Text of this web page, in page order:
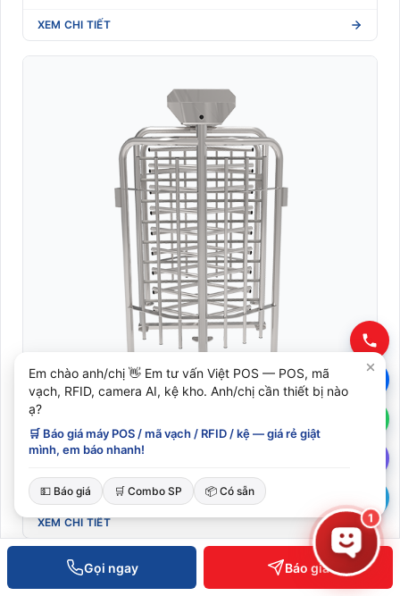
Gọi ngay Báo giá
XEM CHI TIẾT
Cổng Xoay - FHT2300D
Liên hệ báo giá
XEM CHI TIẾT 1
Em chào anh/chị 👋 Em tư vấn Việt POS — POS, mã
vạch, RFID, camera AI, kệ kho. Anh/chị cần thiết bị nào
ạ?
🛒 Báo giá máy POS / mã vạch / RFID / kệ — giá rẻ giật
mình, em báo nhanh!
💵 Báo giá 🛒 Combo SP 📦 Có sẵn